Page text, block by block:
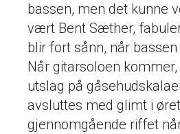
bassen, men det kunne
vært Bent Sæther,
blir fort sånn, når
Når gitarsoloen
utslag på
avsluttes med glimt i
gjennomgående riffet